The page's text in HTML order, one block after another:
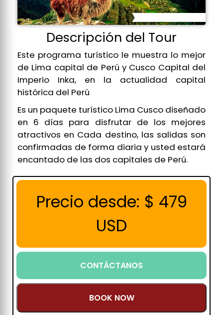
Descripción del Tour
Este programa turístico le muestra lo mejor
de Lima capital de Perú y Cusco Capital del
Imperio Inka, en la actualidad capital
histórica del Perú
Es un paquete turístico Lima Cusco diseñado
en 6 días para disfrutar de los mejores
atractivos en Cada destino, las salidas son
confirmadas de forma diaria y usted estará
encantado de las dos capitales de Perú.
Precio desde: $ 479
USD
CONTÁCTANOS
BOOK NOW